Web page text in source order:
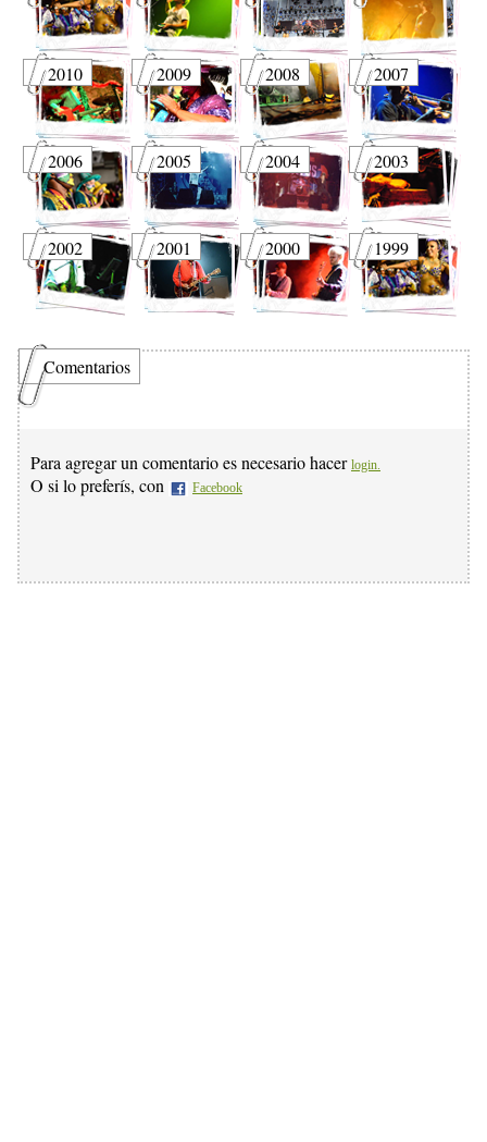
2010 2009 2008 2007
2006 2005 2004 2003
2002 2001 2000 1999
Comentarios
Para agregar un comentario es necesario hacer login.
O si lo preferís, con Facebook